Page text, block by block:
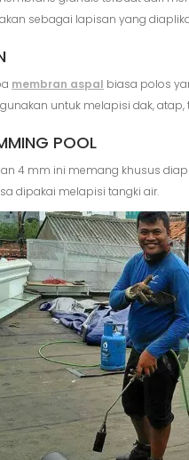
sebagai lapisan yang
membran aspal biasa polos
untuk melapisi dak,
POOL
4 mm ini memang khusus
dipakai melapisi tangki air.